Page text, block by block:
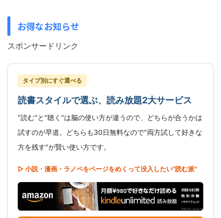
お得なお知らせ
スポンサードリンク
タイプ別にすぐ選べる
読書スタイルで選ぶ、読み放題2大サービス
"読む"と"聴く"は脳の使い方が違うので、どちらが合うかは
試すのが早道。どちらも30日無料なので"両方試して好きな
方を残す"が賢い使い方です。
▷ 小説・漫画・ラノベをページをめくって没入したい"読む派"